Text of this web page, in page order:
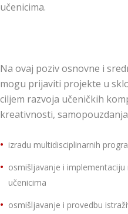
učenicima.
Na ovaj poziv osnovne i
mogu prijaviti projekte u
ciljem razvoja učeničkih
kreativnosti,
izradu multidisciplinarnih
osmišljavanje i
učenicima
osmišljavanje i provedbu